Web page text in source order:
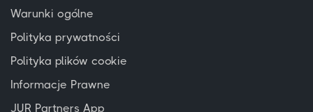
Warunki ogólne
Polityka prywatności
Polityka plików cookie
Informacje Prawne
JUR Partners App